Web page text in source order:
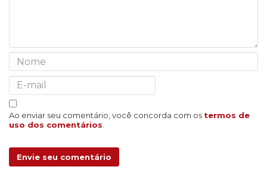
Ao enviar seu comentário, você concorda com os termos de
uso dos comentários.
Envie seu comentário